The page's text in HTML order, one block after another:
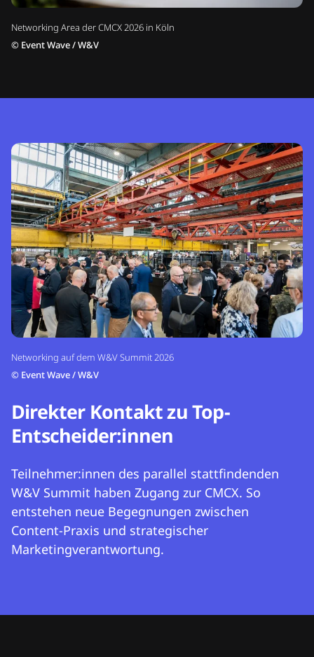
Networking Area der CMCX 2026 in Köln
© Event Wave / W&V
Networking auf dem W&V Summit 2026
© Event Wave / W&V
Direkter Kontakt zu Top-
Entscheider:innen
Teilnehmer:innen des parallel stattfindenden
W&V Summit haben Zugang zur CMCX. So
entstehen neue Begegnungen zwischen
Content-Praxis und strategischer
Marketingverantwortung.